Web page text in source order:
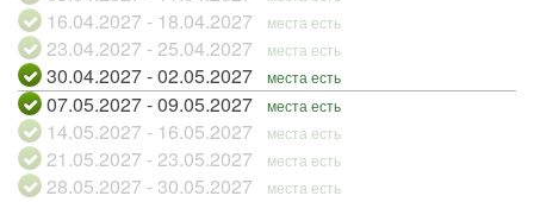
16.04.2027 - 18.04.2027 места есть
23.04.2027 - 25.04.2027 места есть
30.04.2027 - 02.05.2027 места есть
07.05.2027 - 09.05.2027 места есть
14.05.2027 - 16.05.2027 места есть
21.05.2027 - 23.05.2027 места есть
28.05.2027 - 30.05.2027 места есть